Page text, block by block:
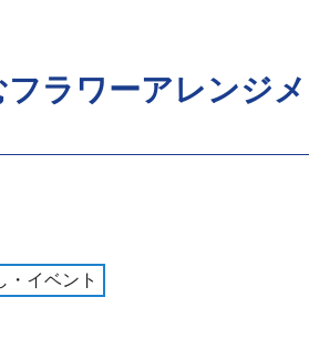
ラワーアレンジ
・イベント